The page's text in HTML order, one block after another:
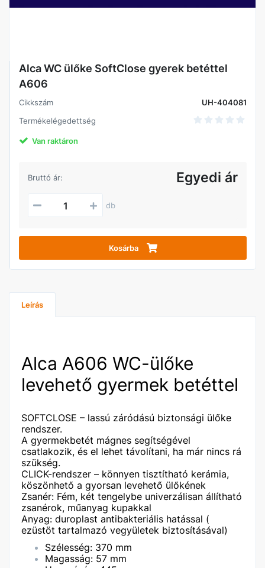
Alca WC ülőke SoftClose gyerek betéttel
A606
Cikkszám
UH-404081
Termékelégedettség
Van raktáron
Bruttó ár: Egyedi ár
db
Kosárba
Leírás
Alca A606 WC-ülőke
levehető gyermek betéttel
SOFTCLOSE – lassú záródású biztonsági ülőke
rendszer.
A gyermekbetét mágnes segítségével
csatlakozik, és el lehet távolítani, ha már nincs rá
szükség.
CLICK-rendszer – könnyen tisztítható kerámia,
köszönhető a gyorsan levehető ülőkének
Zsanér: Fém, két tengelybe univerzálisan állítható
zsanérok, műanyag kupakkal
Anyag: duroplast antibakteriális hatással (
ezüstöt tartalmazó vegyületek biztosításával)
Szélesség: 370 mm
Magasság: 57 mm